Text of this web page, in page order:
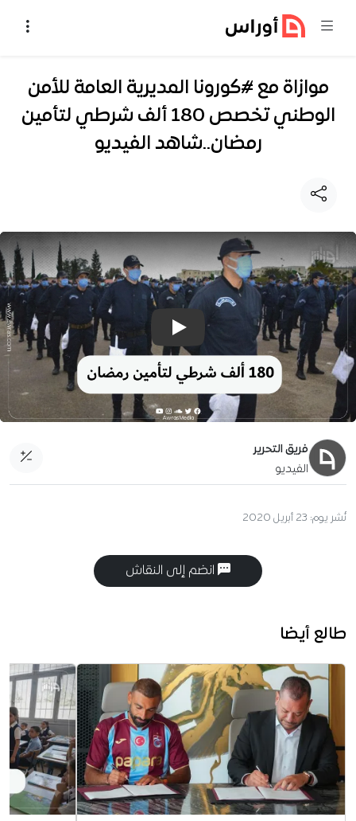
موازاة مع #كورونا المديرية العامة للأمن
الوطني تخصص 180 ألف شرطي لتأمين
رمضان..شاهد الفيديو
تشغيل فيديو: موازاة مع #كورونا المديرية العامة
فريق التحرير
الفيديو
نُشر يوم: 23 أبريل 2020
انضم إلى النقاش
طالع أيضا